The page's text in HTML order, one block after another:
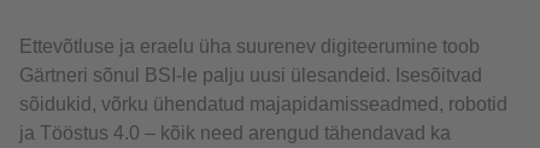
Ettevõtluse ja eraelu üha suurenev digiteerumine toob
Gärtneri sõnul BSI-le palju uusi ülesandeid. Isesõitvad
sõidukid, võrku ühendatud majapidamisseadmed, robotid
ja Tööstus 4.0 – kõik need arengud tähendavad ka